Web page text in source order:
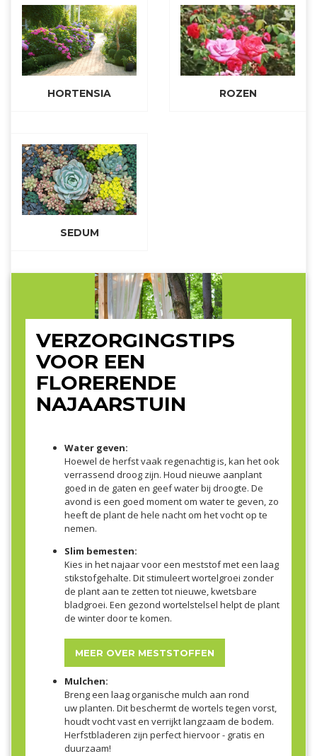
HORTENSIA ROZEN
SEDUM
VERZORGINGSTIPS
VOOR EEN
FLORERENDE
NAJAARSTUIN
Water geven:
Hoewel de herfst vaak regenachtig is, kan het ook
verrassend droog zijn. Houd nieuwe aanplant
goed in de gaten en geef water bij droogte. De
avond is een goed moment om water te geven, zo
heeft de plant de hele nacht om het vocht op te
nemen.
Slim bemesten:
Kies in het najaar voor een meststof met een laag
stikstofgehalte. Dit stimuleert wortelgroei zonder
de plant aan te zetten tot nieuwe, kwetsbare
bladgroei. Een gezond wortelstelsel helpt de plant
de winter door te komen.
MEER OVER MESTSTOFFEN
Mulchen:
Breng een laag organische mulch aan rond
uw planten. Dit beschermt de wortels tegen vorst,
houdt vocht vast en verrijkt langzaam de bodem.
Herfstbladeren zijn perfect hiervoor - gratis en
duurzaam!